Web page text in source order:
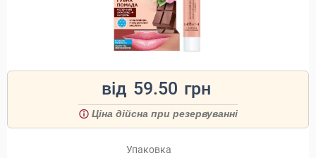
від 59.50 грн
Ціна дійсна при резервуванні
Упаковка